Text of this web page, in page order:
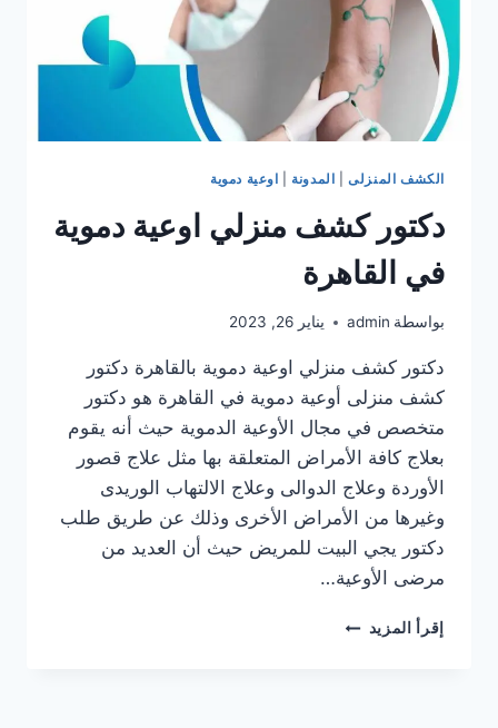
الكشف المنزلى| المدونة اوعية دموية
دكتور كشف منزلي اوعية دموية
في القاهرة
بواسطة admin يناير 26, 2023
دكتور كشف منزلي اوعية دموية بالقاهرة دكتور
كشف منزلى أوعية دموية في القاهرة هو دكتور
متخصص في مجال الأوعية الدموية حيث أنه يقوم
بعلاج كافة الأمراض المتعلقة بها مثل علاج قصور
الأوردة وعلاج الدوالى وعلاج الالتهاب الوريدى
وغيرها من الأمراض الأخرى وذلك عن طريق طلب
دكتور يجي البيت للمريض حيث أن العديد من
مرضى الأوعية…
إقرأ المزيد دكتور